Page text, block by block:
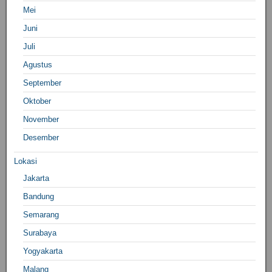
Mei
Juni
Juli
Agustus
September
Oktober
November
Desember
Lokasi
Jakarta
Bandung
Semarang
Surabaya
Yogyakarta
Malang